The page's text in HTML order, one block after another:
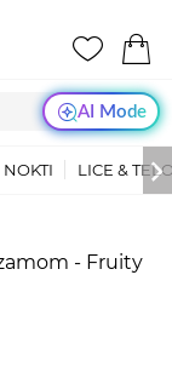
AI Mode
NOKTI LICE &
- Fruity